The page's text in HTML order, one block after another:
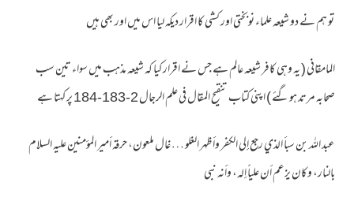
تو ہم نے دو شیعہ علماء نوبختی اور کشی کا اقرار دیکہ لیا اس میں اور بھی ہیں
المامقانی ( یہ وہی کافر شیعہ عالم ہے جس نے اقرار کیا کہ شیعہ مذہب میں سواء تین سب
صحابہ مرتد ہوگئے ) اپنی کتاب تنقیح المقال فی علم الرجال 2-183-184 پر کہتا ہے
عبد الله بن سبأ الذي رجع إلى الكفر وأظهر الغلو … غال ملعون، حرقه أمير المؤمنين عليه السلام
بالنار، وكان يزعم أن علياً إله، وأنه نبي